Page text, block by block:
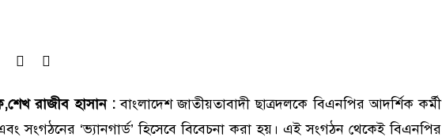
রাজীব হাসান :বাংলাদেশ জাতীয়তাবাদী ছাত্রদলকে বিএনপির আদর্শিক কর্মী
সংগঠনের ‘ভ্যানগার্ড’ হিসেবে বিবেচনা করা হয়। এই সংগঠন থেকেই বিএনপির